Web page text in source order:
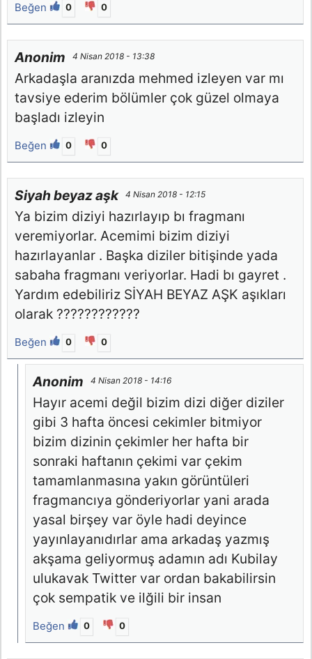
Beğen 0 0
Anonim 4 Nisan 2018 - 13:38
Arkadaşla aranızda mehmed izleyen var mı
tavsiye ederim bölümler çok güzel olmaya
başladı izleyin
Beğen 0 0
Siyah beyaz aşk 4 Nisan 2018 - 12:15
Ya bizim diziyi hazırlayıp bı fragmanı
veremiyorlar. Acemimi bizim diziyi
hazırlayanlar . Başka diziler bitişinde yada
sabaha fragmanı veriyorlar. Hadi bı gayret .
Yardım edebiliriz SİYAH BEYAZ AŞK aşıkları
olarak ????????????
Beğen 0 0
Anonim 4 Nisan 2018 - 14:16
Hayır acemi değil bizim dizi diğer diziler
gibi 3 hafta öncesi cekimler bitmiyor
bizim dizinin çekimler her hafta bir
sonraki haftanın çekimi var çekim
tamamlanmasına yakın görüntüleri
fragmancıya gönderiyorlar yani arada
yasal birşey var öyle hadi deyince
yayınlayanıdırlar ama arkadaş yazmış
akşama geliyormuş adamın adı Kubilay
ulukavak Twitter var ordan bakabilirsin
çok sempatik ve ilğili bir insan
Beğen 0 0